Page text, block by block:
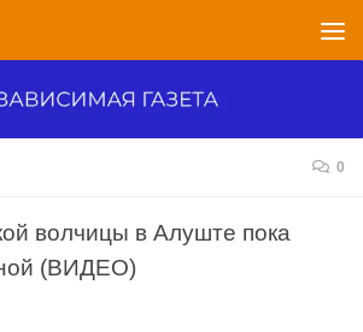
0
волчицы в Алуште пока
(ВИДЕО)